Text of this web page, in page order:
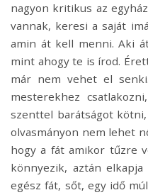
nagyon kritikus az
vannak, keresi a saját
amin át kell menni. Aki
mint ahogy te is írod.
már nem vehet el
mesterekhez
szenttel barátságot
olvasmányon nem lehet
hogy a fát amikor tűzre
könnyezik, aztán
egész fát, sőt, egy idő